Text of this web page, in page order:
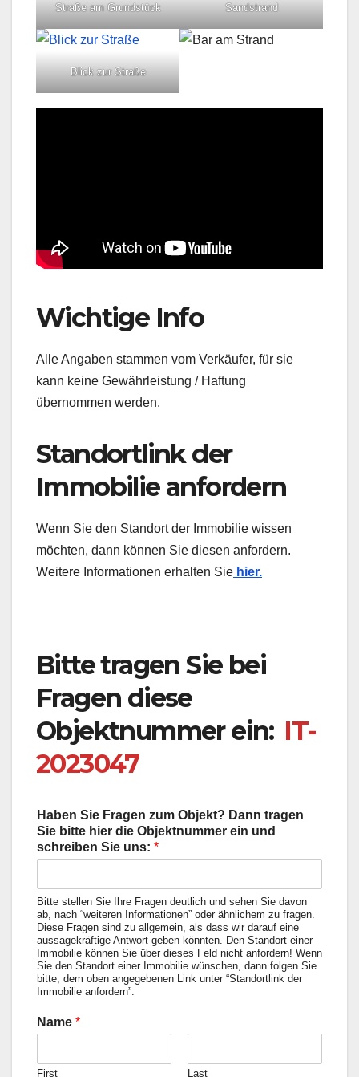
Straße am Grundstück Sandstrand
Blick zur Straße
Wichtige Info
Alle Angaben stammen vom Verkäufer, für sie
kann keine Gewährleistung / Haftung
übernommen werden.
Standortlink der
Immobilie anfordern
Wenn Sie den Standort der Immobilie wissen
möchten, dann können Sie diesen anfordern.
Weitere Informationen erhalten Sie hier.
Bitte tragen Sie bei
Fragen diese
Objektnummer ein: IT-
2023047
Haben Sie Fragen zum Objekt? Dann tragen
Sie bitte hier die Objektnummer ein und
schreiben Sie uns: *
Bitte stellen Sie Ihre Fragen deutlich und sehen Sie davon
ab, nach “weiteren Informationen” oder ähnlichem zu fragen.
Diese Fragen sind zu allgemein, als dass wir darauf eine
aussagekräftige Antwort geben könnten. Den Standort einer
Immobilie können Sie über dieses Feld nicht anfordern! Wenn
Sie den Standort einer Immobilie wünschen, dann folgen Sie
bitte, dem oben angegebenen Link unter “Standortlink der
Immobilie anfordern”.
Name *
First Last